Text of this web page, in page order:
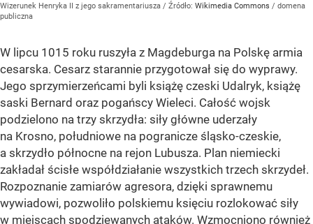
Wizerunek Henryka II z jego sakramentariusza / Źródło: Wikimedia Commons / domena
publiczna
W lipcu 1015 roku ruszyła z Magdeburga na Polskę armia
cesarska. Cesarz starannie przygotował się do wyprawy.
Jego sprzymierzeńcami byli książę czeski Udalryk, książę
saski Bernard oraz pogańscy Wieleci. Całość wojsk
podzielono na trzy skrzydła: siły główne uderzały
na Krosno, południowe na pogranicze śląsko-czeskie,
a skrzydło północne na rejon Lubusza. Plan niemiecki
zakładał ścisłe współdziałanie wszystkich trzech skrzydeł.
Rozpoznanie zamiarów agresora, dzięki sprawnemu
wywiadowi, pozwoliło polskiemu księciu rozlokować siły
w miejscach spodziewanych ataków. Wzmocniono również